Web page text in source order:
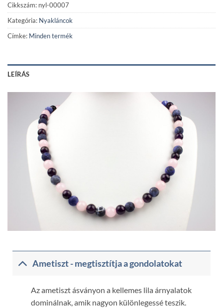
Cikkszám: nyl-00007
Kategória: Nyakláncok
Címke: Minden termék
LEÍRÁS
Ametiszt - megtisztítja a gondolatokat
Az ametiszt ásványon a kellemes lila árnyalatok
dominálnak, amik nagyon különlegessé teszik.